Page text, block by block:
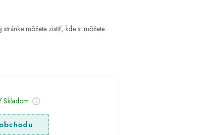
môžete zistiť, kde si môžete
Skladom